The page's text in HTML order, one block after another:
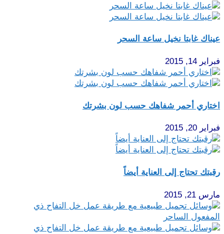
عيناك غابتا نخيل ساعة السحر
فبراير 14, 2015
اختاري أحمر شفاهك حسب لون بشرتك
فبراير 20, 2015
رقبتك تحتاج إلى العناية أيضاً
مارس 21, 2015